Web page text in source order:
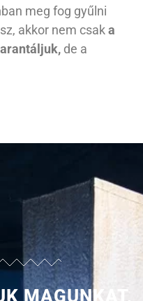
meg fog gyűlni
akkor nem csaka
de a
MAGUNKAT,